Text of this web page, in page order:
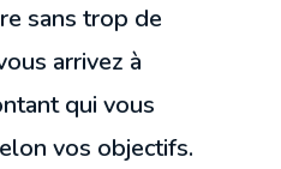
sans trop de
arrivez à
qui vous
vos objectifs.